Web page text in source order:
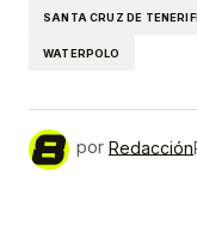
SANTA CRUZ DE
WATERPOLO
por Redacción